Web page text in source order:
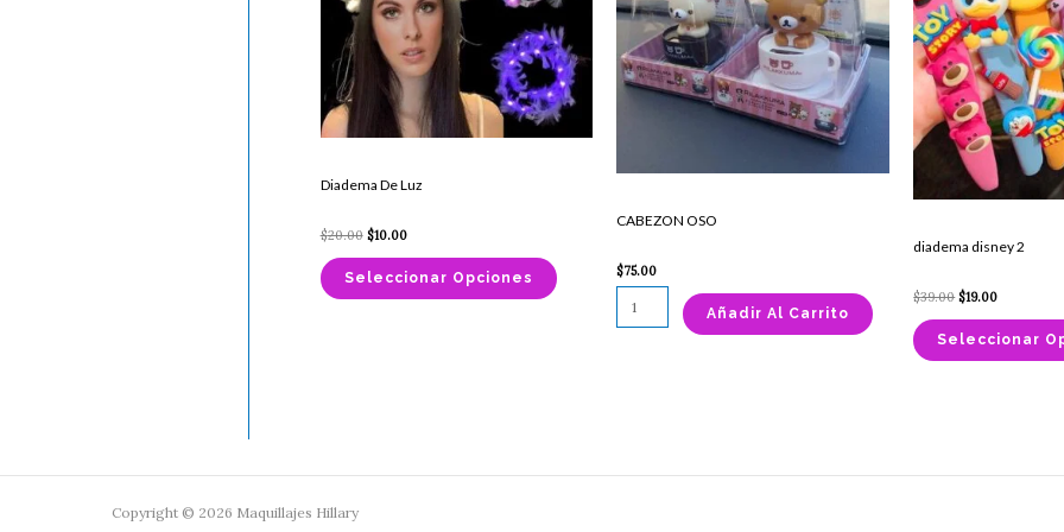
Diadema De Luz
$20.00 $10.00
Seleccionar Opciones
variantes.
Las
opciones
se
pueden
producto
CABEZON OSO
$75.00
Añadir Al Carrito
diadema disney 2
$39.00 $19.00
Seleccionar
Copyright © 2026 Maquillajes Hillary